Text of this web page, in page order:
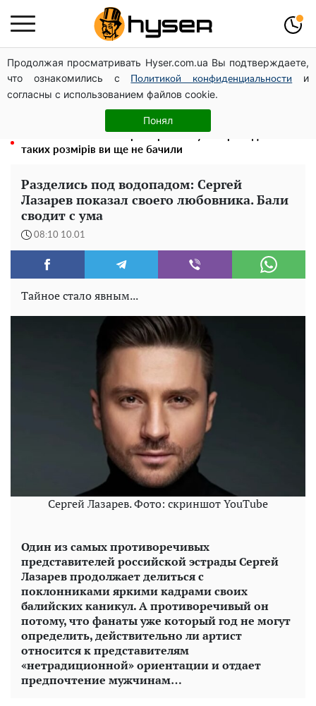
Продолжая просматривать Hyser.com.ua Вы подтверждаете,
что ознакомились с
Политикой конфиденциальности
и
согласны с использованием файлов cookie.
Понял
Посол ОБСЄ вдруге відвідав місце російського удару
по житловому будинку на Подолі
Гола Олена Тополя у цікавих позах змусила відвисати
щелепи: злив відео – було лише початком
таких розмірів ви ще не бачили
Разделись под водопадом: Сергей
Лазарев показал своего любовника. Бали
сводит с ума
08:10 10.01
Тайное стало явным...
Сергей Лазарев. Фото: скриншот YouTube
Один из самых противоречивых
представителей российской эстрады Сергей
Лазарев продолжает делиться с
поклонниками яркими кадрами своих
балийских каникул. А противоречивый он
потому, что фанаты уже который год не могут
определить, действительно ли артист
относится к представителям
«нетрадиционной» ориентации и отдает
предпочтение мужчинам…